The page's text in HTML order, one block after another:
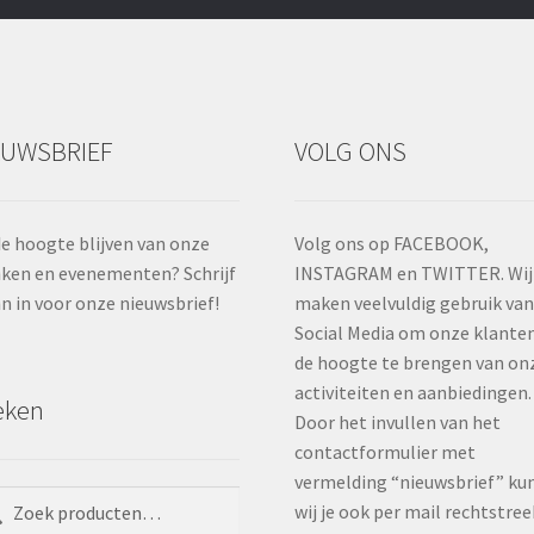
hoogte blijven van onze
en evenementen? Schrijf
in voor onze nieuwsbrief!
VOLG ONS
Volg ons op FACEBOOK,
INSTAGRAM en TWITTER. Wij
maken veelvuldig gebruik van
Social Media om onze
de hoogte te brengen van
activiteiten en aanbiedingen.
Door het invullen van het
contactformulier met
vermelding “nieuwsbrief”
wij je ook per mail